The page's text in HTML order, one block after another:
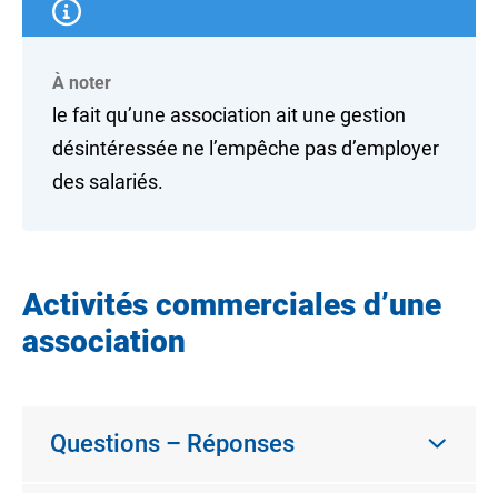
À noter
le fait qu’une association ait une gestion
désintéressée ne l’empêche pas d’employer
des salariés.
Activités commerciales d’une
association
Questions – Réponses